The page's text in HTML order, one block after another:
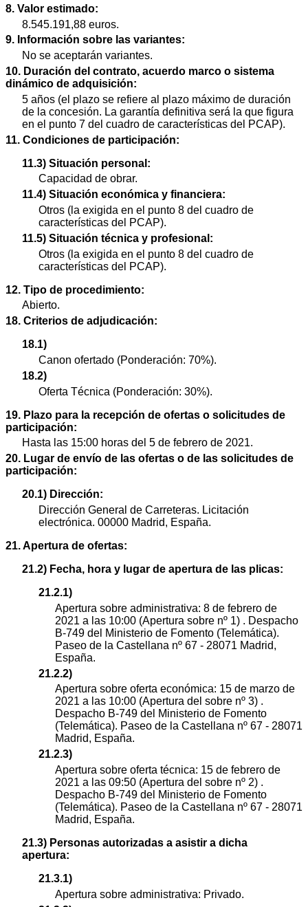
8. Valor estimado:
8.545.191,88 euros.
9. Información sobre las variantes:
No se aceptarán variantes.
10. Duración del contrato, acuerdo marco o sistema
dinámico de adquisición:
5 años (el plazo se refiere al plazo máximo de duración
de la concesión. La garantía definitiva será la que figura
en el punto 7 del cuadro de características del PCAP).
11. Condiciones de participación:
11.3) Situación personal:
Capacidad de obrar.
11.4) Situación económica y financiera:
Otros (la exigida en el punto 8 del cuadro de
características del PCAP).
11.5) Situación técnica y profesional:
Otros (la exigida en el punto 8 del cuadro de
características del PCAP).
12. Tipo de procedimiento:
Abierto.
18. Criterios de adjudicación:
18.1)
Canon ofertado (Ponderación: 70%).
18.2)
Oferta Técnica (Ponderación: 30%).
19. Plazo para la recepción de ofertas o solicitudes de
participación:
Hasta las 15:00 horas del 5 de febrero de 2021.
20. Lugar de envío de las ofertas o de las solicitudes de
participación:
20.1) Dirección:
Dirección General de Carreteras. Licitación
electrónica. 00000 Madrid, España.
21. Apertura de ofertas:
21.2) Fecha, hora y lugar de apertura de las plicas:
21.2.1)
Apertura sobre administrativa: 8 de febrero de
2021 a las 10:00 (Apertura sobre nº 1) . Despacho
B-749 del Ministerio de Fomento (Telemática).
Paseo de la Castellana nº 67 - 28071 Madrid,
España.
21.2.2)
Apertura sobre oferta económica: 15 de marzo de
2021 a las 10:00 (Apertura del sobre nº 3) .
Despacho B-749 del Ministerio de Fomento
(Telemática). Paseo de la Castellana nº 67 - 28071
Madrid, España.
21.2.3)
Apertura sobre oferta técnica: 15 de febrero de
2021 a las 09:50 (Apertura del sobre nº 2) .
Despacho B-749 del Ministerio de Fomento
(Telemática). Paseo de la Castellana nº 67 - 28071
Madrid, España.
21.3) Personas autorizadas a asistir a dicha
apertura:
21.3.1)
Apertura sobre administrativa: Privado.